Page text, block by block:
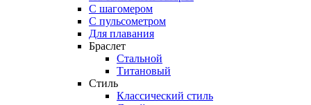
С шагомером
С пульсометром
Для плавания
Браслет
Стальной
Титановый
Стиль
Классический стиль